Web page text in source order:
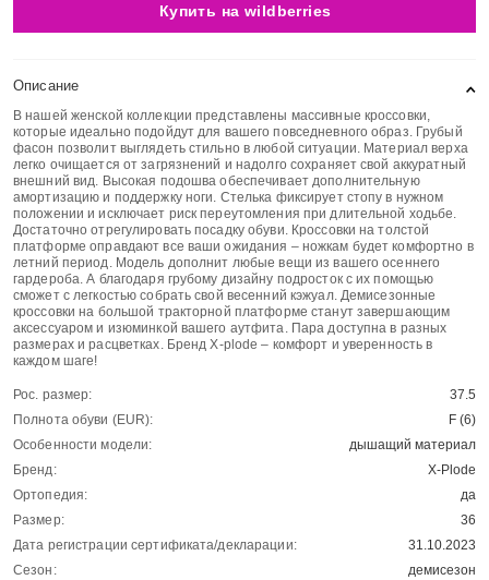
Купить на wildberries
Описание
В нашей женской коллекции представлены массивные кроссовки,
которые идеально подойдут для вашего повседневного образ. Грубый
фасон позволит выглядеть стильно в любой ситуации. Материал верха
легко очищается от загрязнений и надолго сохраняет свой аккуратный
внешний вид. Высокая подошва обеспечивает дополнительную
амортизацию и поддержку ноги. Стелька фиксирует стопу в нужном
положении и исключает риск переутомления при длительной ходьбе.
Достаточно отрегулировать посадку обуви. Кроссовки на толстой
платформе оправдают все ваши ожидания – ножкам будет комфортно в
летний период. Модель дополнит любые вещи из вашего осеннего
гардероба. А благодаря грубому дизайну подросток с их помощью
сможет с легкостью собрать свой весенний кэжуал. Демисезонные
кроссовки на большой тракторной платформе станут завершающим
аксессуаром и изюминкой вашего аутфита. Пара доступна в разных
размерах и расцветках. Бренд X-plode – комфорт и уверенность в
каждом шаге!
Рос. размер:
37.5
Полнота обуви (EUR):
F (6)
Особенности модели:
дышащий материал
Бренд:
X-Plode
Ортопедия:
да
Размер:
36
Дата регистрации сертификата/декларации:
31.10.2023
Сезон:
демисезон